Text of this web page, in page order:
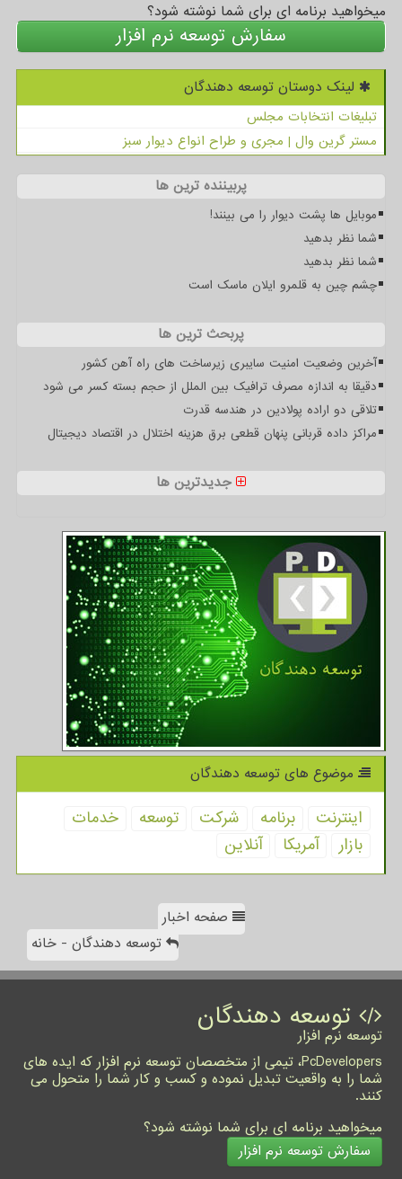
میخواهید برنامه ای برای شما نوشته شود؟
سفارش توسعه نرم افزار
لینک دوستان توسعه دهندگان
تبلیغات انتخابات مجلس
مستر گرین وال | مجری و طراح انواع دیوار سبز
پربیننده ترین ها
موبایل ها پشت دیوار را می بینند!
شما نظر بدهید
شما نظر بدهید
چشم چین به قلمرو ایلان ماسک است
پربحث ترین ها
آخرین وضعیت امنیت سایبری زیرساخت های راه آهن کشور
دقیقا به اندازه مصرف ترافیک بین الملل از حجم بسته کسر می شود
تلاقی دو اراده پولادین در هندسه قدرت
مراکز داده قربانی پنهان قطعی برق هزینه اختلال در اقتصاد دیجیتال
جدیدترین ها
موضوع های توسعه دهندگان
اینترنت برنامه شركت توسعه
خدمات
بازار
آمریكا آنلاین
صفحه اخبار
توسعه دهندگان - خانه
توسعه دهندگان
توسعه نرم افزار
PcDevelopers، تیمی از متخصصان توسعه نرم افزار که ایده های
شما را به واقعیت تبدیل نموده و کسب و کار شما را متحول می
کنند.
میخواهید برنامه ای برای شما نوشته شود؟
سفارش توسعه نرم افزار